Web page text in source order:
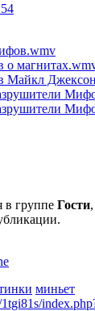
о
Майкл Джексон
в группе Гости
миньет